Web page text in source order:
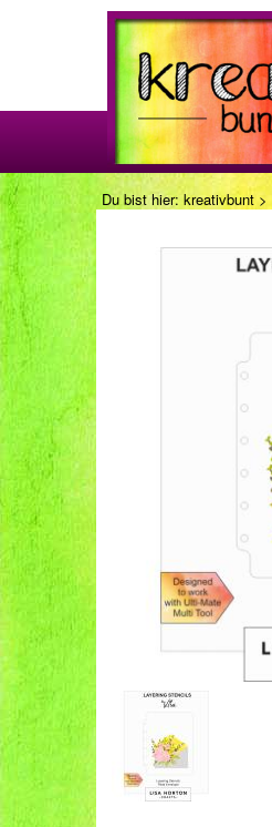
Du bist hier: kreativbunt >